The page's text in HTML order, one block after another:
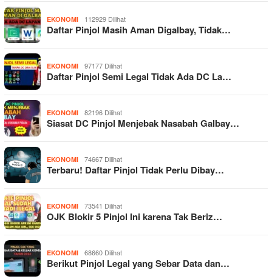
EKONOMI 112929 Dilihat
Daftar Pinjol Masih Aman Digalbay, Tidak…
EKONOMI 97177 Dilihat
Daftar Pinjol Semi Legal Tidak Ada DC La…
EKONOMI 82196 Dilihat
Siasat DC Pinjol Menjebak Nasabah Galbay…
EKONOMI 74667 Dilihat
Terbaru! Daftar Pinjol Tidak Perlu Dibay…
EKONOMI 73541 Dilihat
OJK Blokir 5 Pinjol Ini karena Tak Beriz…
EKONOMI 68660 Dilihat
Berikut Pinjol Legal yang Sebar Data dan…